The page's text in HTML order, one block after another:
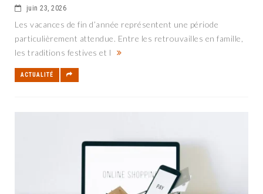
juin 23, 2026
Les vacances de fin d’année représentent une période
particulièrement attendue. Entre les retrouvailles en famille,
les traditions festives et l
ACTUALITÉ